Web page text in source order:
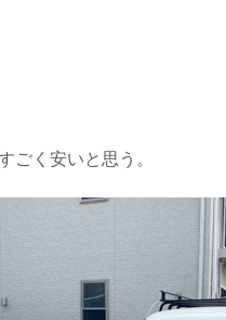
ごく安いと思う。